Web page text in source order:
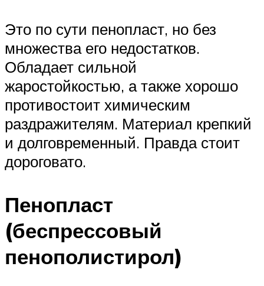
Это по сути пенопласт, но без
множества его недостатков.
Обладает сильной
жаростойкостью, а также хорошо
противостоит химическим
раздражителям. Материал крепкий
и долговременный. Правда стоит
дороговато.
Пенопласт
(беспрессовый
пенополистирол)